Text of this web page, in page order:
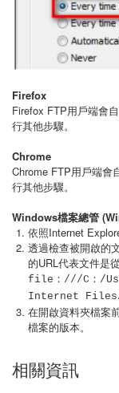
Firefox
Firefox FTP用戶端會
行其他步驟。
Chrome
Chrome FTP用戶端會
行其他步驟。
Windows檔案總管
依照Internet
透過檢查被開啟的
的URL代表文件是
file：///C：/
Internet Files/
在開啟資料夾檔案
檔案的版本。
相關資訊